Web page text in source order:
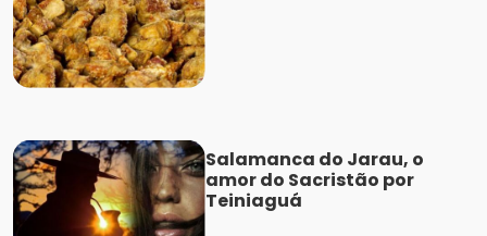
Salamanca do Jarau, o
amor do Sacristão por
Teiniaguá